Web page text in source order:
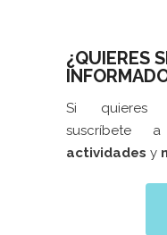
¿QUIERES
Si quieres
suscríbete
actividades y